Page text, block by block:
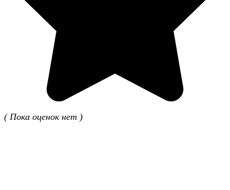
( Пока оценок нет )